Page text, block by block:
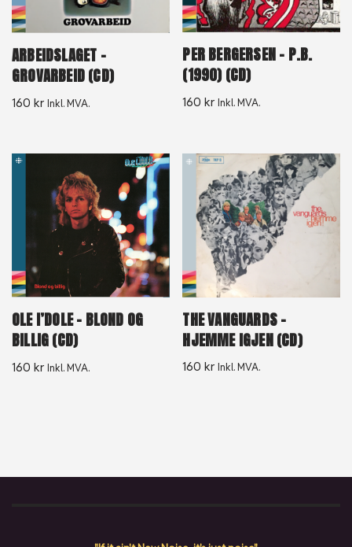
ARBEIDSLAGET –
GROVARBEID (CD)
160 kr Inkl. MVA.
PER BERGERSEN – P.B.
(1990) (CD)
160kr Inkl. MVA.
OLE I’DOLE – BLOND OG
BILLIG (CD)
160 kr Inkl. MVA.
THE VANGUARDS –
HJEMME IGJEN (CD)
160kr Inkl. MVA.